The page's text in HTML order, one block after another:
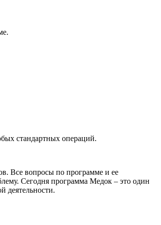
стандартных операций.
Все вопросы по программе и ее
Сегодня программа Медок – это один
деятельности.